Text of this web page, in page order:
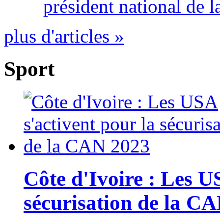
président national de
plus d'articles »
Sport
Côte d'Ivoire : Les
sécurisation de la